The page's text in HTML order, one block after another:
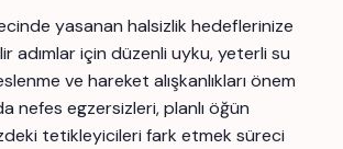
yasanan halsizlik hedeflerinize
adımlar için düzenli uyku, yeterli su
ve hareket alışkanlıkları önem
nefes egzersizleri, planlı öğün
tetikleyicileri fark etmek süreci